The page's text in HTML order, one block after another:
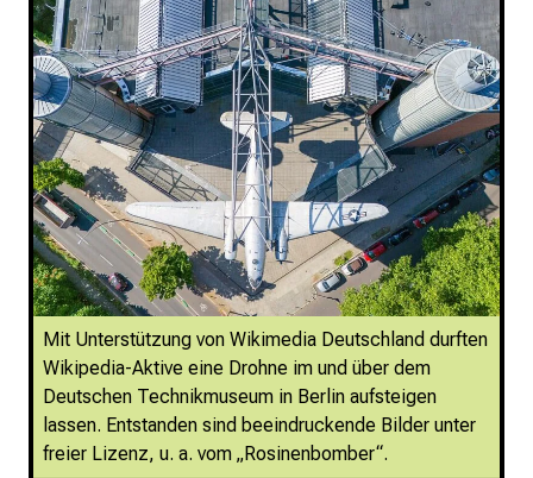
Mit Unterstützung von Wikimedia Deutschland durften
Wikipedia-Aktive eine Drohne im und über dem
Deutschen Technikmuseum in Berlin aufsteigen
lassen. Entstanden sind beeindruckende Bilder unter
freier Lizenz, u. a. vom „Rosinenbomber“.